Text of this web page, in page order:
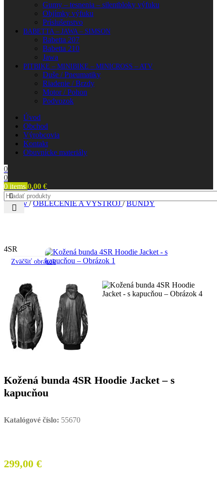
Gumy – tesnenia – silentbloky výfuku
Objímky výfuku
Príslušenstvo
BABETTA – JAWA – SIMSON
Babetta 207
Babetta 210
Jawa
PITBIKE – MINIBIKE – MINICROSS – ATV
Duše / Pneumatiky
Riadenie / Brzdy
Motor / Pohon
Podvozok
Úvod
Obchod
Výrobcovia
Kontakt
Obuvnícke materiály
0
0
0 items 0,00 €
Domov/ OBLEČENIE A VÝSTROJ/ BUNDY
4SR
Zväčšiť obrázok
Kožená bunda 4SR Hoodie Jacket – s
kapucňou
Katalógové číslo: 55670
299,00 €